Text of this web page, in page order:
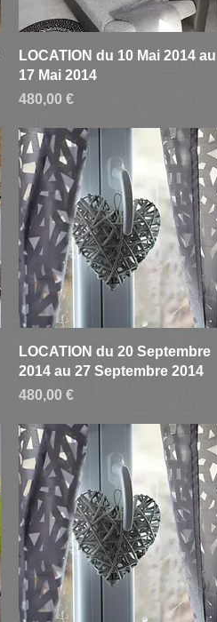
Aperçu rapide
LOCATION du 10 Mai 2014 au
17 Mai 2014
Prix
480,00 €
Aperçu rapide
LOCATION du 20 Septembre
2014 au 27 Septembre 2014
Prix
480,00 €